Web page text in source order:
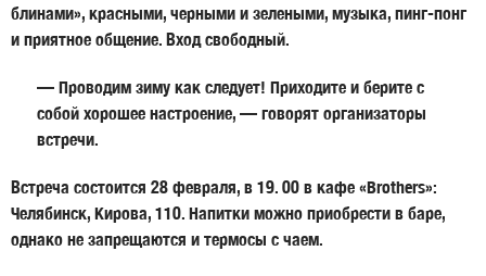
блинами», красными, черными и зелеными, музыка, пинг-понг
и приятное общение. Вход свободный.
— Проводим зиму как следует! Приходите и берите с
собой хорошее настроение, — говорят организаторы
встречи.
Встреча состоится 28 февраля, в 19. 00 в кафе «Brothers»:
Челябинск, Кирова, 110. Напитки можно приобрести в баре,
однако не запрещаются и термосы с чаем.